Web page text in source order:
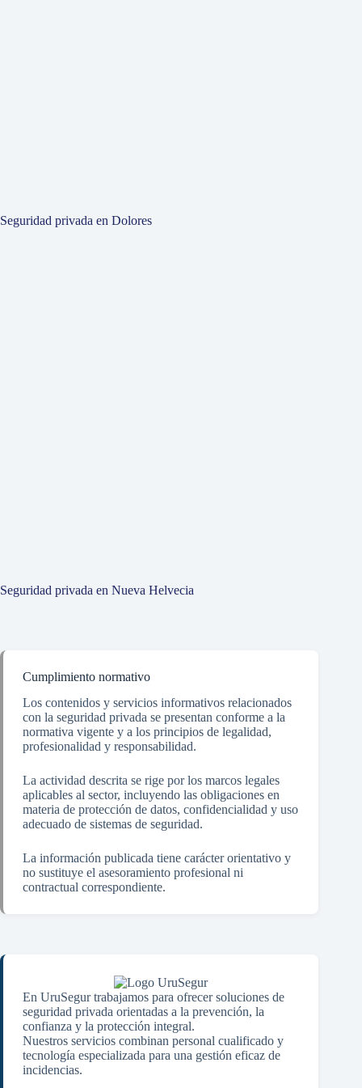
Seguridad privada en Dolores
Seguridad privada en Nueva Helvecia
Cumplimiento normativo
Los contenidos y servicios informativos relacionados
con la seguridad privada se presentan conforme a la
normativa vigente y a los principios de legalidad,
profesionalidad y responsabilidad.
La actividad descrita se rige por los marcos legales
aplicables al sector, incluyendo las obligaciones en
materia de protección de datos, confidencialidad y uso
adecuado de sistemas de seguridad.
La información publicada tiene carácter orientativo y
no sustituye el asesoramiento profesional ni
contractual correspondiente.
En UruSegur trabajamos para ofrecer soluciones de
seguridad privada orientadas a la prevención, la
confianza y la protección integral.
Nuestros servicios combinan personal cualificado y
tecnología especializada para una gestión eficaz de
incidencias.